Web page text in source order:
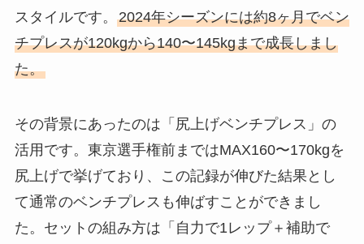
スタイルです。 2024年シーズンには約8ヶ月でベン
チプレスが120kgから140〜145kgまで成長しまし
た。
その背景にあったのは「尻上げベンチプレス」の
活用です。東京選手権前まではMAX160〜170kgを
尻上げで挙げており、この記録が伸びた結果とし
て通常のベンチプレスも伸ばすことができまし
た。セットの組み方は「自力で1レップ＋補助で